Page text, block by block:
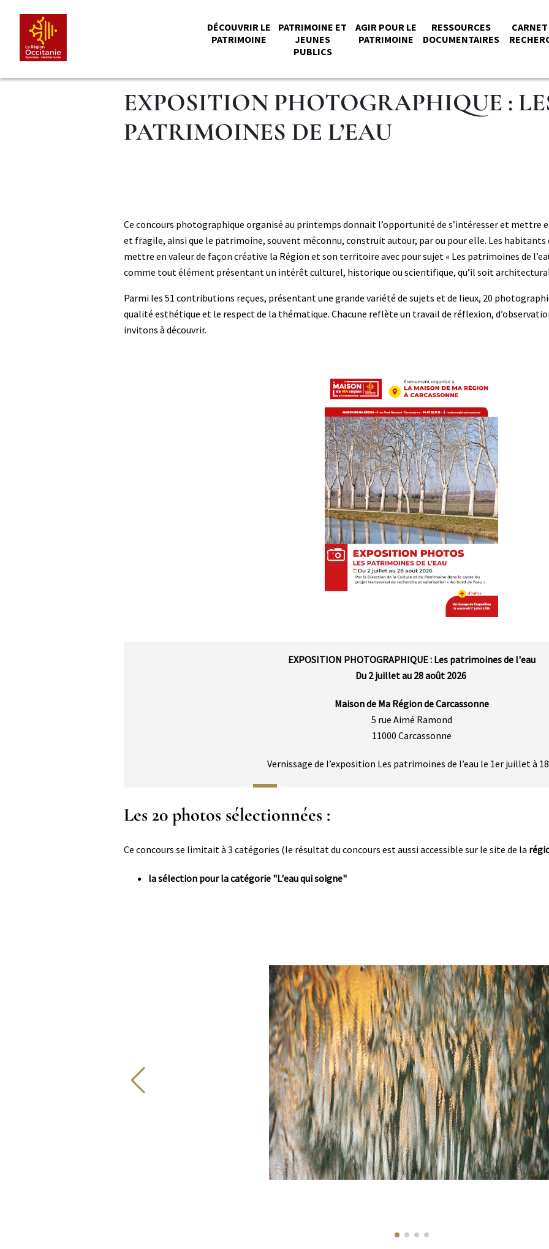
contenu
principal
MENU
PRINCIPAL
DÉCOUVRIR LE
PATRIMOINE
PATRIMOINE ET
JEUNES
PUBLICS
AGIR POUR LE
PATRIMOINE
RESSOURCES
DOCUMENTAIRES
EXPOSITION PHOTOGRAPHIQUE :
PATRIMOINES DE L’EAU
niveau
2
Corps
Corps
Ce concours photographique organisé au printemps donnait l’opportunité de s’intéresser et mettre
et fragile, ainsi que le patrimoine, souvent méconnu, construit autour, par ou pour elle. Les
mettre en valeur de façon créative la Région et son territoire avec pour sujet « Les patrimoines de
comme tout élément présentant un intérêt culturel, historique ou scientifique, qu’il soit
Parmi les 51 contributions reçues, présentant une grande variété de sujets et de lieux, 20
qualité esthétique et le respect de la thématique. Chacune reflète un travail de réflexion,
invitons à découvrir.
Image
EXPOSITION PHOTOGRAPHIQUE : Les patrimoines de l'eau
Du 2 juillet au 28 août 2026
Maison de Ma Région de Carcassonne
5 rue Aimé Ramond
11000 Carcassonne
Vernissage de l’exposition Les patrimoines de l’eau le 1er juillet à
Titre
Les 20 photos sélectionnées :
Corps
Ce concours se limitait à 3 catégories (le résultat du concours est aussi accessible sur le site de la
la sélection pour la catégorie "L'eau qui soigne"